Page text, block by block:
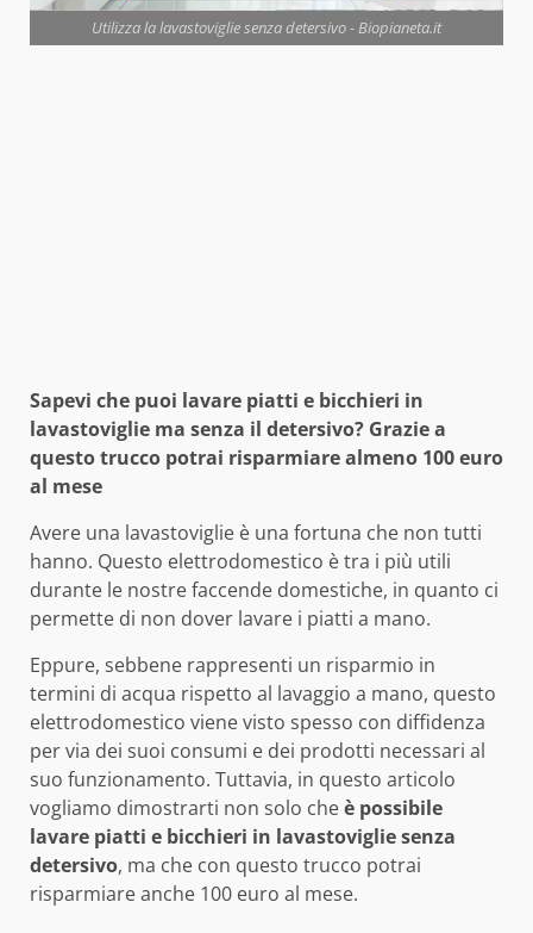
Utilizza la lavastoviglie senza detersivo - Biopianeta.it
Sapevi che puoi lavare piatti e bicchieri in
lavastoviglie ma senza il detersivo? Grazie a
questo trucco potrai risparmiare almeno 100 euro
al mese
Avere una lavastoviglie è una fortuna che non tutti
hanno. Questo elettrodomestico è tra i più utili
durante le nostre faccende domestiche, in quanto ci
permette di non dover lavare i piatti a mano.
Eppure, sebbene rappresenti un risparmio in
termini di acqua rispetto al lavaggio a mano, questo
elettrodomestico viene visto spesso con diffidenza
per via dei suoi consumi e dei prodotti necessari al
suo funzionamento. Tuttavia, in questo articolo
vogliamo dimostrarti non solo cheè possibile
lavare piatti e bicchieri in lavastoviglie senza
detersivo, ma che con questo trucco potrai
risparmiare anche 100 euro al mese.